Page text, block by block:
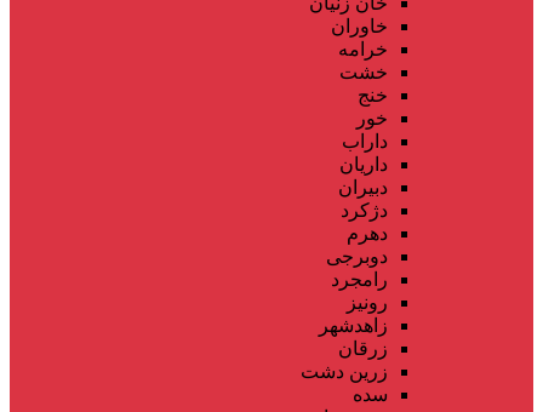
خاوران
خرامه
خشت
خنج
خور
داراب
داریان
دبیران
دژکرد
دهرم
دوبرجی
رامجرد
رونیز
زاهدشهر
زرقان
زرین دشت
سده